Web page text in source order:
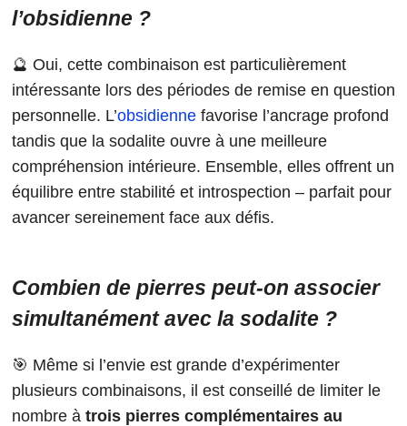
l’obsidienne ?
🔮 Oui, cette combinaison est particulièrement
intéressante lors des périodes de remise en question
personnelle. L’obsidienne favorise l’ancrage profond
tandis que la sodalite ouvre à une meilleure
compréhension intérieure. Ensemble, elles offrent un
équilibre entre stabilité et introspection – parfait pour
avancer sereinement face aux défis.
Combien de pierres peut-on associer
simultanément avec la sodalite ?
🎯 Même si l’envie est grande d’expérimenter
plusieurs combinaisons, il est conseillé de limiter le
nombre à trois pierres complémentaires au